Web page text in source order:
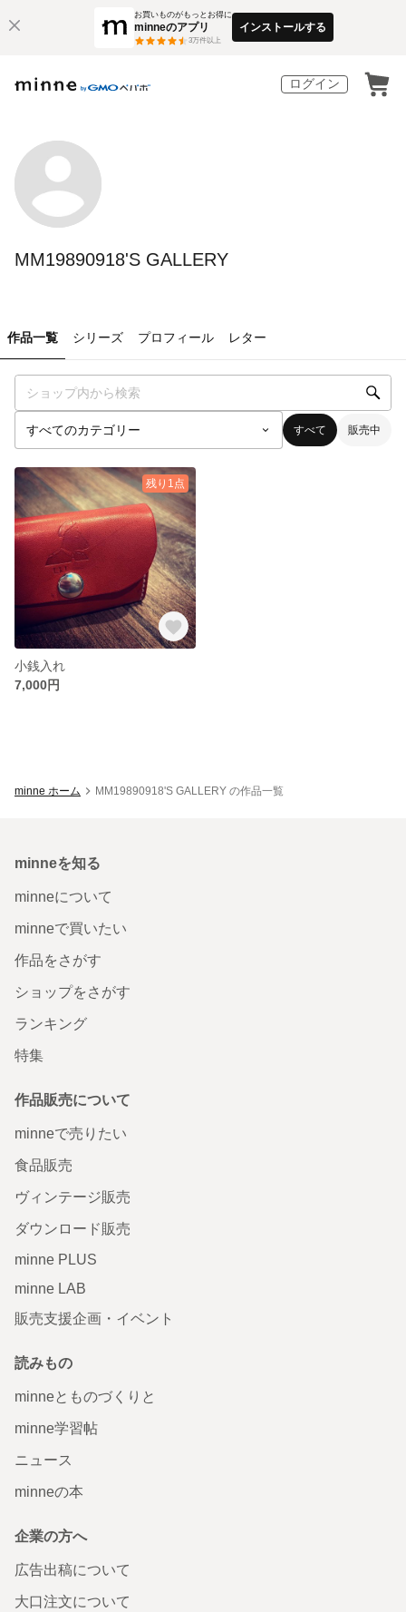
お買いものがもっとお得に
minneのアプリ
3万件以上
インストールする
ログイン
MM19890918'S GALLERY
作品一覧 シリーズ プロフィール レター
すべて 販売中
残り1点
小銭入れ
7,000円
minne ホーム MM19890918'S GALLERY の作品一覧
minneを知る
minneについて
minneで買いたい
作品をさがす
ショップをさがす
ランキング
特集
作品販売について
minneで売りたい
食品販売
ヴィンテージ販売
ダウンロード販売
minne PLUS
minne LAB
販売支援企画・イベント
読みもの
minneとものづくりと
minne学習帖
ニュース
minneの本
企業の方へ
広告出稿について
大口注文について